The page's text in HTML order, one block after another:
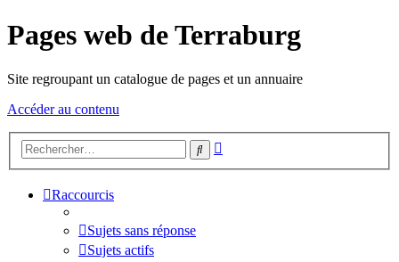
Pages web de Terraburg
Site regroupant un catalogue de pages et un annuaire
Accéder au contenu
Rechercher
Raccourcis
Sujets sans réponse
Sujets actifs